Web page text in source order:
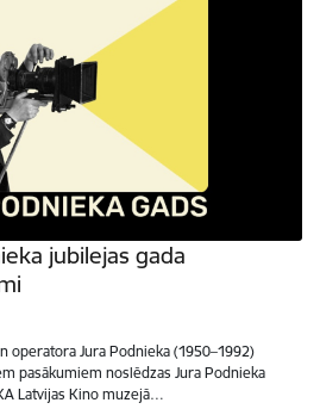
jubilejas gada
operatora Jura Podnieka (1950–1992)
pasākumiem noslēdzas Jura Podnieka
Latvijas Kino muzejā…